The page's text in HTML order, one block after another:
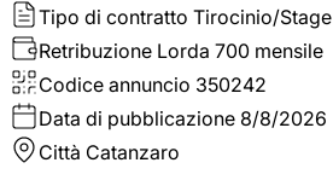
Tipo di contratto Tirocinio/Stage
Retribuzione Lorda 700 mensile
Codice annuncio 350242
Data di pubblicazione 8/8/2026
Città Catanzaro